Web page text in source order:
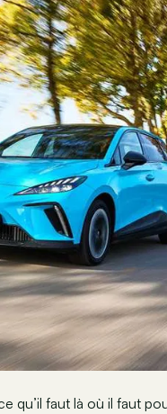
qu’il faut là où il faut